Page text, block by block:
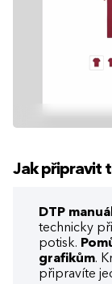
Jak připravit
DTP
technicky
potisk.
grafikům.
připravíte